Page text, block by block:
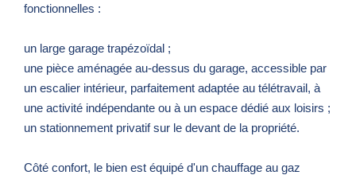
fonctionnelles :
un large garage trapézoïdal ;
une pièce aménagée au-dessus du garage, accessible par
un escalier intérieur, parfaitement adaptée au télétravail, à
une activité indépendante ou à un espace dédié aux loisirs ;
un stationnement privatif sur le devant de la propriété.
Côté confort, le bien est équipé d'un chauffage au gaz